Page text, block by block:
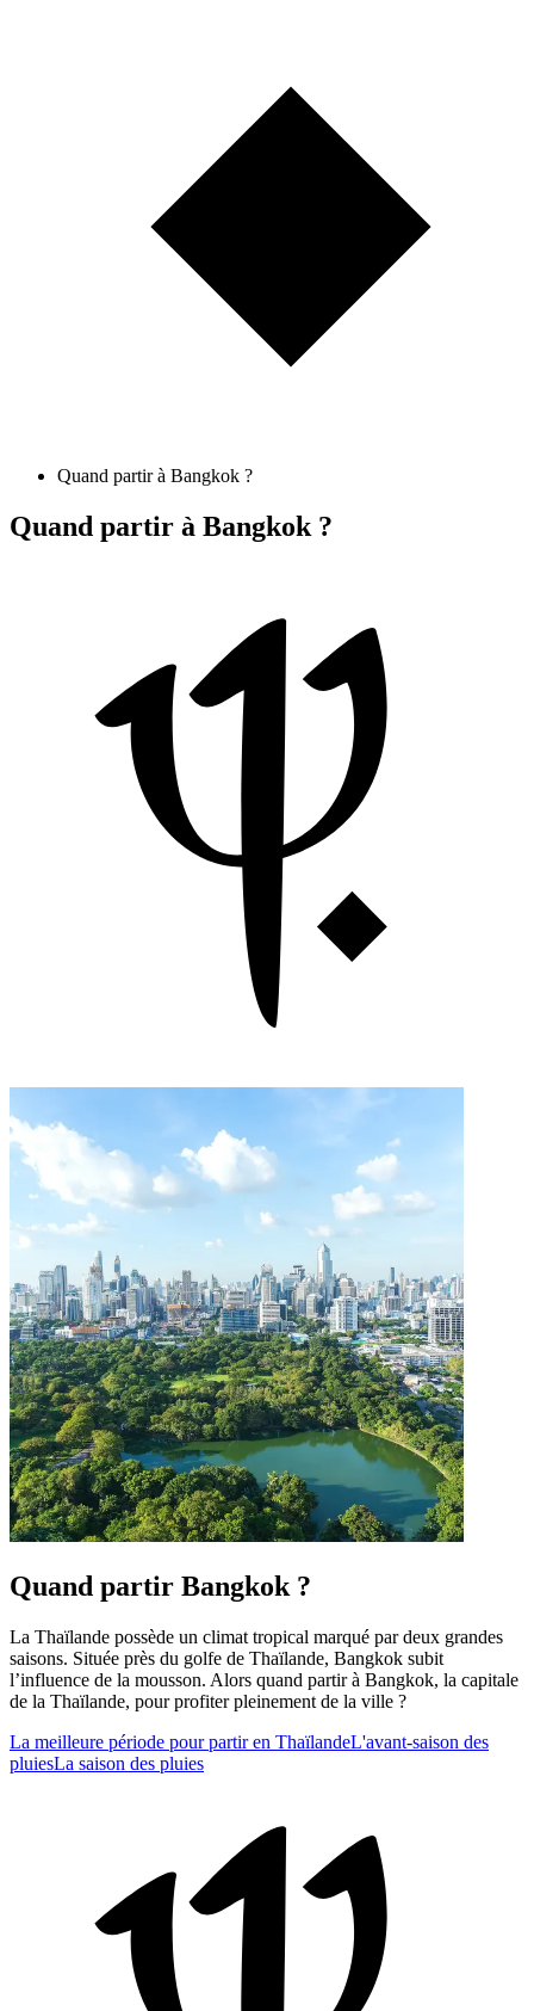
Quand partir à Bangkok ?
Quand partir à Bangkok ?
Quand partir Bangkok ?
La Thaïlande possède un climat tropical marqué par deux grandes
saisons. Située près du golfe de Thaïlande, Bangkok subit
l’influence de la mousson. Alors quand partir à Bangkok, la capitale
de la Thaïlande, pour profiter pleinement de la ville ?
La meilleure période pour partir en ThaïlandeL'avant-saison des
pluiesLa saison des pluies